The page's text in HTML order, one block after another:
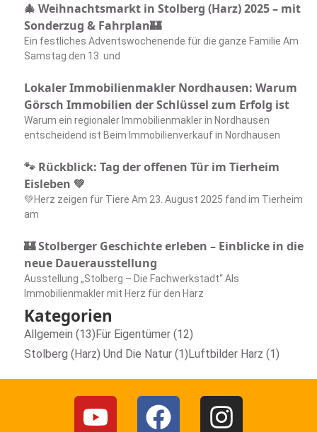
🎄 Weihnachtsmarkt in Stolberg (Harz) 2025 – mit
Sonderzug & Fahrplan🏰
Ein festliches Adventswochenende für die ganze Familie Am
Samstag den 13. und
Lokaler Immobilienmakler Nordhausen: Warum
Görsch Immobilien der Schlüssel zum Erfolg ist
Warum ein regionaler Immobilienmakler in Nordhausen
entscheidend ist Beim Immobilienverkauf in Nordhausen
🐾 Rückblick: Tag der offenen Tür im Tierheim
Eisleben 💚
💚Herz zeigen für Tiere Am 23. August 2025 fand im Tierheim
am
🏰 Stolberger Geschichte erleben – Einblicke in die
neue Dauerausstellung
Ausstellung „Stolberg – Die Fachwerkstadt“ Als
Immobilienmakler mit Herz für den Harz
Kategorien
Allgemein (13)Für Eigentümer (12)
Stolberg (Harz) Und Die Natur (1)Luftbilder Harz (1)